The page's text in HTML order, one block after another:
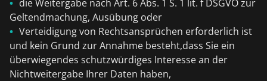
die Weitergabe nach Art. 6 Abs. 1 S. 1 lit. f DSGVO zur
Geltendmachung, Ausübung oder
Verteidigung von Rechtsansprüchen erforderlich ist
und kein Grund zur Annahme besteht,dass Sie ein
überwiegendes schutzwürdiges Interesse an der
Nichtweitergabe Ihrer Daten haben,